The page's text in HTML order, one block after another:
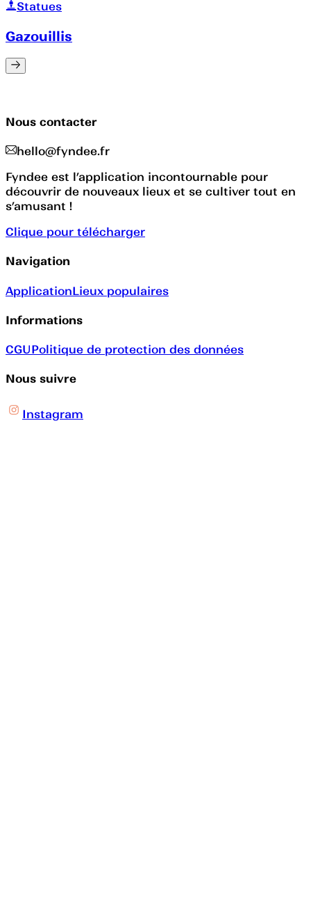
Statues
Gazouillis
Nous contacter
hello@fyndee.fr
Fyndee est l’application incontournable pour
découvrir de nouveaux lieux et se cultiver tout en
s’amusant !
Clique pour télécharger
Navigation
ApplicationLieux populaires
Informations
CGUPolitique de protection des données
Nous suivre
Instagram